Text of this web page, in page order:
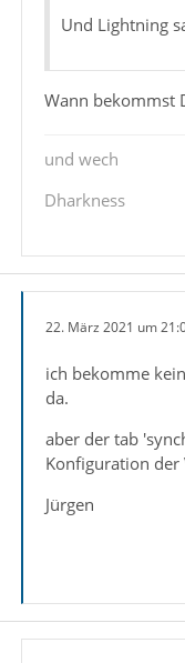
Und Lightning
Wann bekommst
und wech
Dharkness
22. März 2021 um
ich bekomme
da.
aber der tab
Konfiguration der
Jürgen